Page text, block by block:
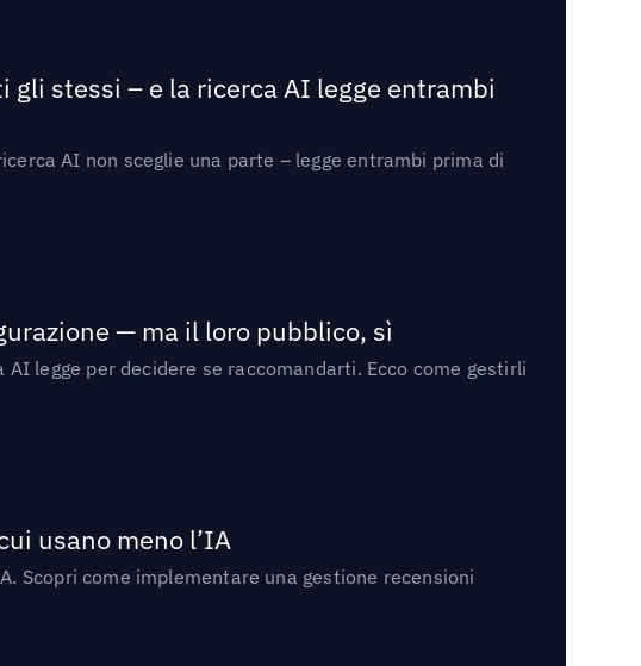
gli stessi – e la ricerca AI legge entrambi
AI non sceglie una parte – legge entrambi prima di
— ma il loro pubblico, sì
legge per decidere se raccomandarti. Ecco come gestirli
usano meno l’IA
Scopri come implementare una gestione recensioni